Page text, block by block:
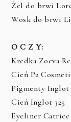
Żel do brwi
Wosk do brwi
O C Z Y:
Kredka Zoeva
Cień P2
Pigmenty Inglot
Cień Inglot 325
Eyeliner